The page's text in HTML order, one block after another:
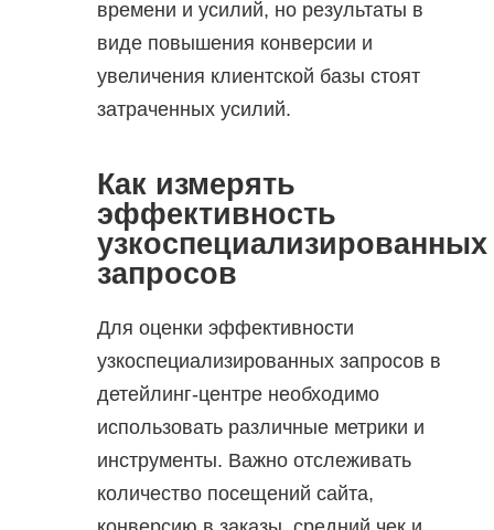
времени и усилий, но результаты в
виде повышения конверсии и
увеличения клиентской базы стоят
затраченных усилий.
Как измерять
эффективность
узкоспециализированных
запросов
Для оценки эффективности
узкоспециализированных запросов в
детейлинг-центре необходимо
использовать различные метрики и
инструменты. Важно отслеживать
количество посещений сайта,